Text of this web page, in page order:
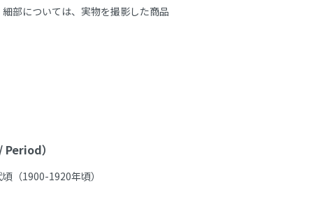
部については、実物を撮影した商品
）
（1900-1920年頃）